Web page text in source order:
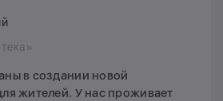
в создании новой
жителей. У нас проживает